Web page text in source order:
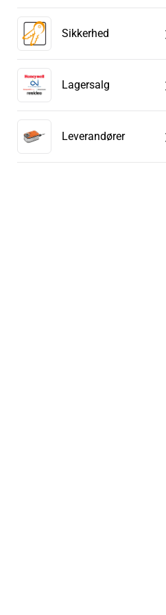
Sikkerhed
Lagersalg
Leverandører